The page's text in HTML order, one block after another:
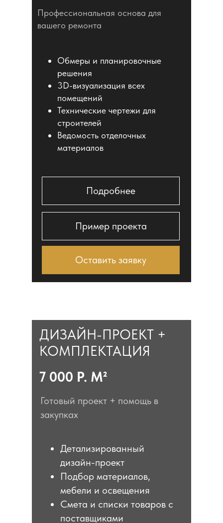
ДИЗАЙН-ПРОЕКТ +
КОМПЛЕКТАЦИЯ
7 000 Р. М²
Готовый проект + помощь в
закупках
Детализированный
дизайн-проект
Подбор материалов,
мебели и освещения
Смета и списки товаров с
поставщиками
Профессиональная основа для
вашего ремонта
Обмеры и планировочные
решения
3D-визуализация всех
помещений
Технические чертежи для
строителей
Ведомость отделочных
материалов
Оставить заявку
Пример проекта
Подробнее